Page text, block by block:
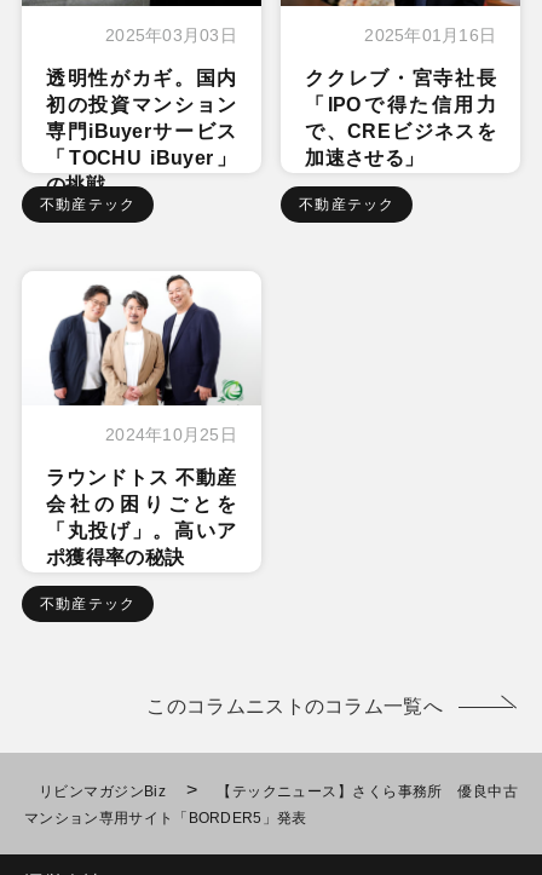
2025年03月03日
透明性がカギ。国内
初の投資マンション
専門iBuyerサービス
「TOCHU iBuyer」
の挑戦
不動産テック
2025年01月16日
ククレブ・宮寺社長
「IPOで得た信用力
で、CREビジネスを
加速させる」
不動産テック
2024年10月25日
ラウンドトス 不動産
会社の困りごとを
「丸投げ」。高いア
ポ獲得率の秘訣
不動産テック
このコラムニストのコラム一覧へ
リビンマガジンBiz >
【テックニュース】さくら事務所 優良中古
マンション専用サイト「BORDER5」発表